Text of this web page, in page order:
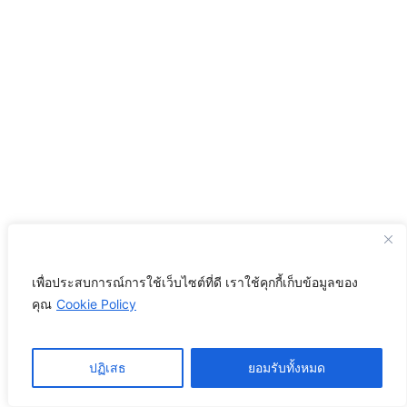
เพื่อประสบการณ์การใช้เว็บไซต์ที่ดี เราใช้คุกกี้เก็บข้อมูลของ
คุณ Cookie Policy
ปฏิเสธ ยอมรับทั้งหมด
MALLBANGKOK.com ชีวิตติดห้าง
ชีวิตติดห้าง – YouTube . Mail